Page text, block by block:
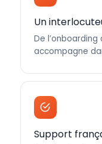
Un
De l’onboarding
accompagne
Support